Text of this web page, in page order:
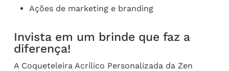
Ações de marketing e branding
Invista em um brinde que faz a
diferença!
A Coqueteleira Acrílico Personalizada da Zen